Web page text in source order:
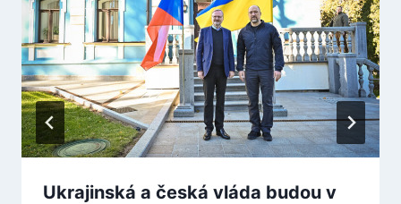
Ukrajinská a česká vláda budou v